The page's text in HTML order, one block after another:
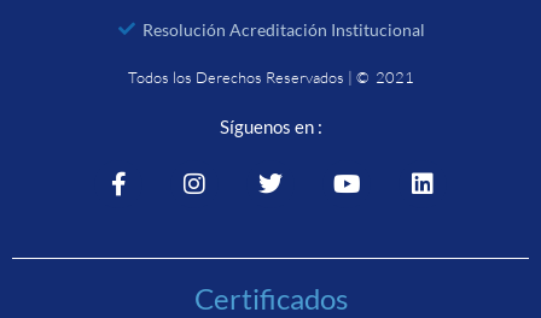
Resolución Acreditación Institucional
Todos los Derechos Reservados | © 2021
Síguenos en :
Certificados